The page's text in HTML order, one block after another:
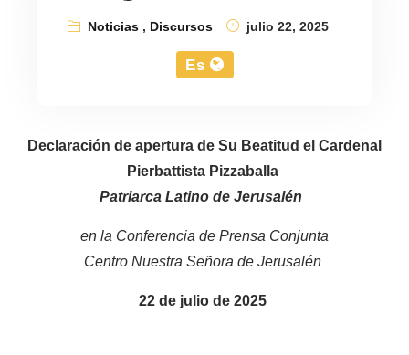
Noticias, Discursos julio 22, 2025
Es
Declaración de apertura de Su Beatitud el Cardenal
Pierbattista Pizzaballa
Patriarca Latino de Jerusalén
en la Conferencia de Prensa Conjunta
Centro Nuestra Señora de Jerusalén
22 de julio de 2025